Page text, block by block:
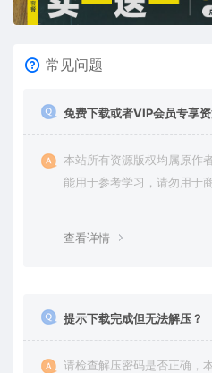
常见问题
免费下载或者VIP会员专享
本站所有资源版权均属原作
能用于参考学习，请勿用于
查看详情
提示下载完成但无法解压？
请检查解压密码是否正确，